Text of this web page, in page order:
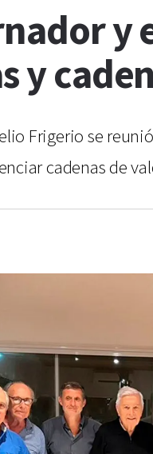
y
y
Frigerio se
cadenas de